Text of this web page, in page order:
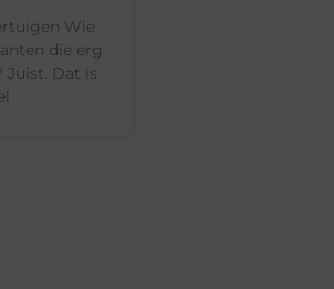
Wie
die erg
Juist. Dat is